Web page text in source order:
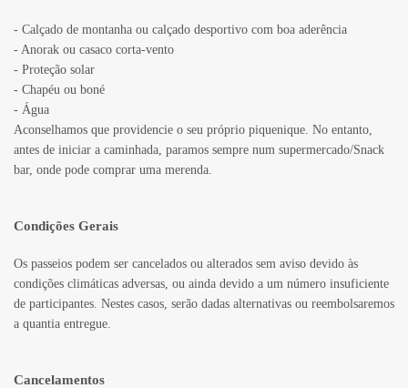
- Calçado de montanha ou calçado desportivo com boa aderência
- Anorak ou casaco corta-vento
- Proteção solar
- Chapéu ou boné
- Água
Aconselhamos que providencie o seu próprio piquenique. No entanto,
antes de iniciar a caminhada, paramos sempre num supermercado/Snack
bar, onde pode comprar uma merenda.
Condições Gerais
Os passeios podem ser cancelados ou alterados sem aviso devido às
condições climáticas adversas, ou ainda devido a um número insuficiente
de participantes. Nestes casos, serão dadas alternativas ou reembolsaremos
a quantia entregue.
Cancelamentos